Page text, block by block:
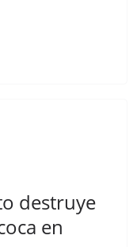
destruye
en